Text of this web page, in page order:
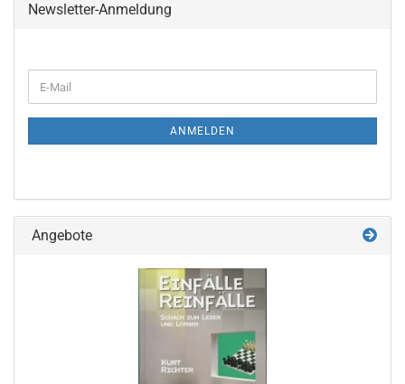
Newsletter-Anmeldung
ZUR
E-
Mail
ANMELDEN
Angebote